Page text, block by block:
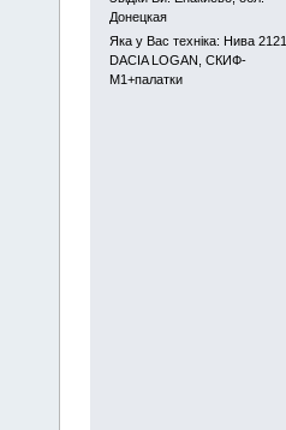
Донецкая
Яка у Вас техніка: Нива 2121,
DACIA LOGAN, СКИФ-
М1+палатки